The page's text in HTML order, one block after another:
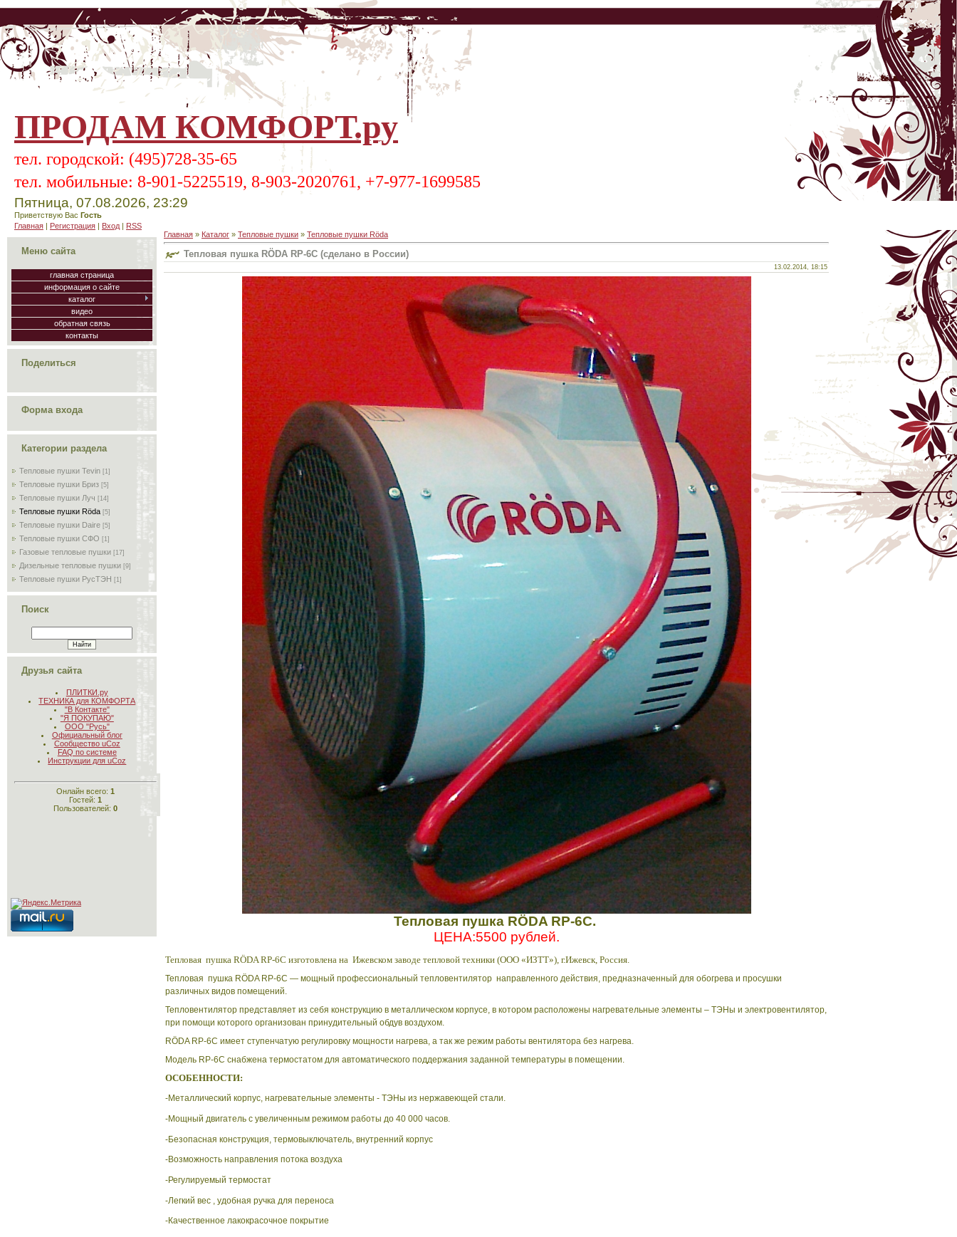
ПРОДАМ КОМФОРТ.ру
тел. городской: (495)728-35-65
тел. мобильные: 8-901-5225519, 8-903-2020761, +7-977-1699585
Пятница, 07.08.2026, 23:29
Приветствую Вас Гость
Главная | Регистрация | Вход | RSS
Меню сайта
главная страница
информация о сайте
каталог
видео
обратная связь
контакты
Поделиться
Форма входа
Категории раздела
Тепловые пушки Tevin [1]
Тепловые пушки Бриз [5]
Тепловые пушки Луч [14]
Тепловые пушки Röda [5]
Тепловые пушки Daire [5]
Тепловые пушки СФО [1]
Газовые тепловые пушки [17]
Дизельные тепловые пушки [9]
Тепловые пушки РусТЭН [1]
Поиск
Друзья сайта
ПЛИТКИ.ру
ТЕХНИКА для КОМФОРТА
"В Контакте"
"Я ПОКУПАЮ"
ООО "Русь"
Официальный блог
Сообщество uCoz
FAQ по системе
Инструкции для uCoz
Онлайн всего: 1
Гостей: 1
Пользователей: 0
Главная » Каталог » Тепловые пушки » Тепловые пушки Röda
Тепловая пушка RÖDA RP-6C (сделано в России)
13.02.2014, 18:15
Тепловая пушкаRÖDA RP-6C.
ЦЕНА:5500 рублей.
Тепловая пушка RÖDA RP-6C изготовлена на Ижевском заводе тепловой техники (ООО «ИЗТТ»), г.Ижевск, Россия.
Тепловая пушка RÖDA RP-6C — мощный профессиональный тепловентилятор направленного действия, предназначенный для обогрева и просушки
различных видов помещений.
Тепловентилятор представляет из себя конструкцию в металлическом корпусе, в котором расположены нагревательные элементы – ТЭНы и электровентилятор,
при помощи которого организован принудительный обдув воздухом.
RÖDA RP-6C имеет ступенчатую регулировку мощности нагрева, а так же режим работы вентилятора без нагрева.
Модель RP-6С снабжена термостатом для автоматического поддержания заданной температуры в помещении.
ОСОБЕННОСТИ:
-Металлический корпус, нагревательные элементы - ТЭНы из нержавеющей стали.
-Мощный двигатель с увеличенным режимом работы до 40 000 часов.
-Безопасная конструкция, термовыключатель, внутренний корпус
-Возможность направления потока воздуха
-Регулируемый термостат
-Легкий вес , удобная ручка для переноса
-Качественное лакокрасочное покрытие